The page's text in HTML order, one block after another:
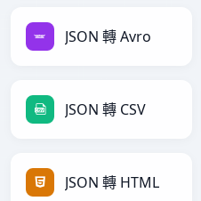
JSON 轉 Avro
JSON 轉 CSV
JSON 轉 HTML